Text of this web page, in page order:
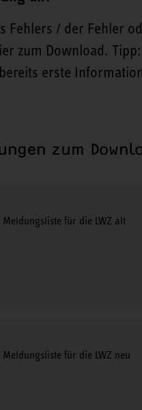
Fehlers / der Fehler
zum Download.
erste
zum
für die LWZ alt
für die LWZ neu